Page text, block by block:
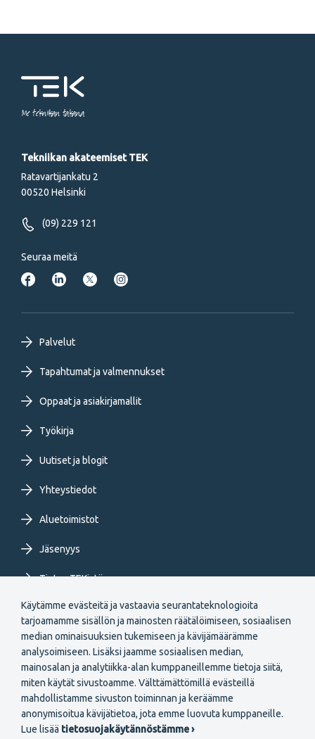
Käytämme evästeitä ja vastaavia seurantateknologioita
tarjoamamme sisällön ja mainosten räätälöimiseen, sosiaalisen
median ominaisuuksien tukemiseen ja kävijämäärämme
analysoimiseen. Lisäksi jaamme sosiaalisen median,
mainosalan ja analytiikka-alan kumppaneillemme tietoja siitä,
miten käytät sivustoamme. Välttämättömillä evästeillä
mahdollistamme sivuston toiminnan ja keräämme
anonymisoitua kävijätietoa, jota emme luovuta kumppaneille.
Lue lisää tietosuojakäytännöstämme ›
Me tekniikan takana
Tekniikan akateemiset TEK
Ratavartijankatu 2
00520 Helsinki
(09) 229 121
Seuraa meitä
Footer
primary
menu
FI
Palvelut
Tapahtumat ja valmennukset
Oppaat ja asiakirjamallit
Työkirja
Uutiset ja blogit
Yhteystiedot
Aluetoimistot
Jäsenyys
Tietoa TEKistä
Extranet
Secondary
Liity jäseneksi